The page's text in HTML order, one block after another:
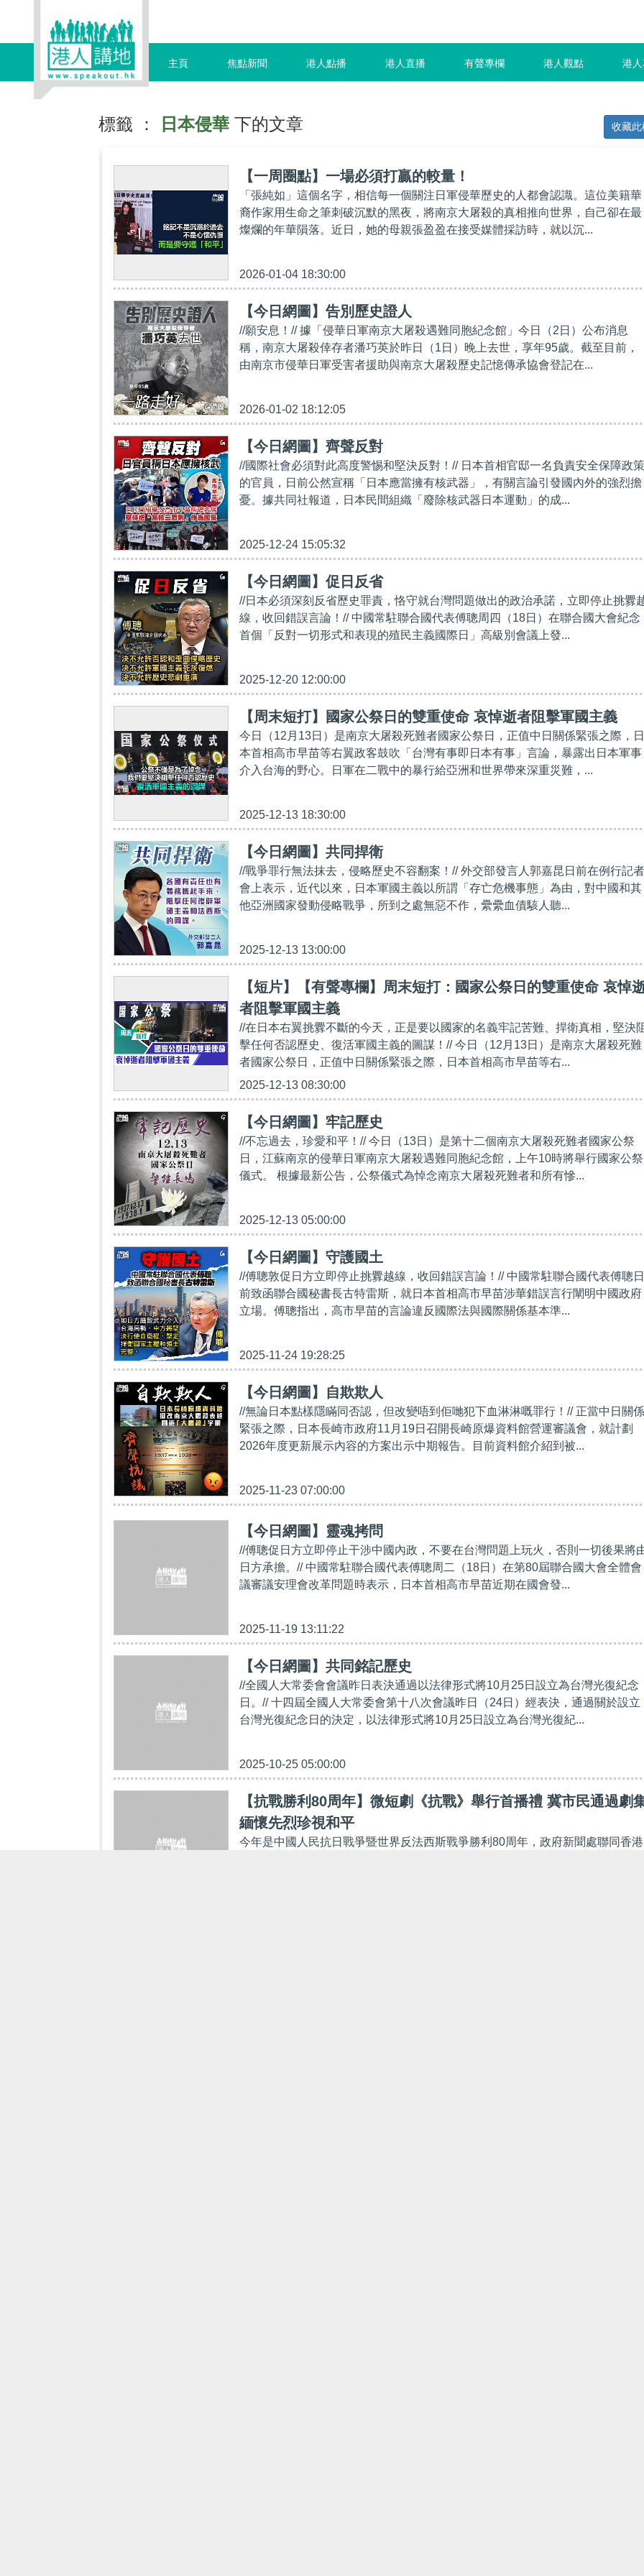
主頁 焦點新聞 港人點播 港人直播 有聲專欄 港人觀點 港
標籤 ： 日本侵華 下的文章 收藏此
【一周圈點】一場必須打贏的較量！
「張純如」這個名字，相信每一個關注日軍侵華歷史的人都會認識。這位美籍華
裔作家用生命之筆刺破沉默的黑夜，將南京大屠殺的真相推向世界，自己卻在最
燦爛的年華隕落。近日，她的母親張盈盈在接受媒體採訪時，就以沉...
2026-01-04 18:30:00
【今日網圖】告別歷史證人
//願安息！// 據「侵華日軍南京大屠殺遇難同胞紀念館」今日（2日）公布消息
稱，南京大屠殺倖存者潘巧英於昨日（1日）晚上去世，享年95歲。截至目前，
由南京市侵華日軍受害者援助與南京大屠殺歷史記憶傳承協會登記在...
2026-01-02 18:12:05
【今日網圖】齊聲反對
//國際社會必須對此高度警惕和堅決反對！// 日本首相官邸一名負責安全保障政策
的官員，日前公然宣稱「日本應當擁有核武器」，有關言論引發國內外的強烈擔
憂。據共同社報道，日本民間組織「廢除核武器日本運動」的成...
2025-12-24 15:05:32
【今日網圖】促日反省
//日本必須深刻反省歷史罪責，恪守就台灣問題做出的政治承諾，立即停止挑釁
線，收回錯誤言論！// 中國常駐聯合國代表傅聰周四（18日）在聯合國大會紀念
首個「反對一切形式和表現的殖民主義國際日」高級別會議上發...
2025-12-20 12:00:00
【周末短打】國家公祭日的雙重使命 哀悼逝者阻擊軍國主義
今日（12月13日）是南京大屠殺死難者國家公祭日，正值中日關係緊張之際，日
本首相高市早苗等右翼政客鼓吹「台灣有事即日本有事」言論，暴露出日本軍事
介入台海的野心。日軍在二戰中的暴行給亞洲和世界帶來深重災難，...
2025-12-13 18:30:00
【今日網圖】共同捍衛
//戰爭罪行無法抹去，侵略歷史不容翻案！// 外交部發言人郭嘉昆日前在例行記者
會上表示，近代以來，日本軍國主義以所謂「存亡危機事態」為由，對中國和其
他亞洲國家發動侵略戰爭，所到之處無惡不作，纍纍血債駭人聽...
2025-12-13 13:00:00
【短片】【有聲專欄】周末短打：國家公祭日的雙重使命 哀悼
者阻擊軍國主義
//在日本右翼挑釁不斷的今天，正是要以國家的名義牢記苦難、捍衛真相，堅決
擊任何否認歷史、復活軍國主義的圖謀！// 今日（12月13日）是南京大屠殺死難
者國家公祭日，正值中日關係緊張之際，日本首相高市早苗等右...
2025-12-13 08:30:00
【今日網圖】牢記歷史
//不忘過去，珍愛和平！// 今日（13日）是第十二個南京大屠殺死難者國家公祭
日，江蘇南京的侵華日軍南京大屠殺遇難同胞紀念館，上午10時將舉行國家公祭
儀式。 根據最新公告，公祭儀式為悼念南京大屠殺死難者和所有慘...
2025-12-13 05:00:00
【今日網圖】守護國土
//傅聰敦促日方立即停止挑釁越線，收回錯誤言論！// 中國常駐聯合國代表傅聰日
前致函聯合國秘書長古特雷斯，就日本首相高市早苗涉華錯誤言行闡明中國政府
立場。傅聰指出，高市早苗的言論違反國際法與國際關係基本準...
2025-11-24 19:28:25
【今日網圖】自欺欺人
//無論日本點樣隱瞞同否認，但改變唔到佢哋犯下血淋淋嘅罪行！// 正當中日關係
緊張之際，日本長崎市政府11月19日召開長崎原爆資料館營運審議會，就計劃
2026年度更新展示內容的方案出示中期報告。目前資料館介紹到被...
2025-11-23 07:00:00
【今日網圖】靈魂拷問
//傅聰促日方立即停止干涉中國內政，不要在台灣問題上玩火，否則一切後果將
日方承擔。// 中國常駐聯合國代表傅聰周二（18日）在第80屆聯合國大會全體會
議審議安理會改革問題時表示，日本首相高市早苗近期在國會發...
2025-11-19 13:11:22
【今日網圖】共同銘記歷史
//全國人大常委會會議昨日表決通過以法律形式將10月25日設立為台灣光復紀念
日。// 十四屆全國人大常委會第十八次會議昨日（24日）經表決，通過關於設立
台灣光復紀念日的決定，以法律形式將10月25日設立為台灣光復紀...
2025-10-25 05:00:00
【抗戰勝利80周年】微短劇《抗戰》舉行首播禮 冀市民通過劇
緬懷先烈珍視和平
今年是中國人民抗日戰爭暨世界反法西斯戰爭勝利80周年，政府新聞處聯同香港